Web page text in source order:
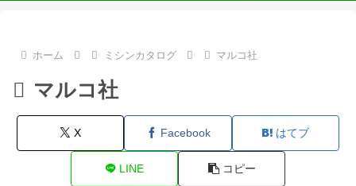
ホーム ミシンカタログ マルコ社
マルコ社
X Facebook はてブ
LINE コピー